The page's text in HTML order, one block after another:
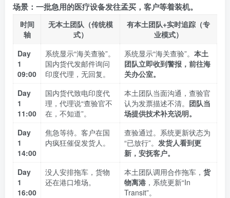
场景：一批急用的医疗设备发往孟买，客户等着装机。
时间
轴
无本土团队（传统模
式）
有本土团队+实时追踪（专
业模式）
Day
1
09:00
系统显示“海关查验”。
国内货代发邮件询问
印度代理，无回复。
系统显示“海关查验”。 本土
团队立即收到警报，前往海
关办公室。
Day
1
11:00
国内货代致电印度代
理，代理说“查验官不
在，不知道”。
本土团队当面沟通，查验官
认为发票描述不清。 团队当
场提供技术补充说明。
Day
1
14:00
焦急等待。客户在国
内疯狂催促发货人。
查验通过。系统更新状态为
“已放行”。 发货人看到更
新，安抚客户。
Day
1
16:00
没人安排拖车，货物
还在港口堆场。
本土团队调用合作拖车， 货
物离港 ，系统更新“In
Transit”。